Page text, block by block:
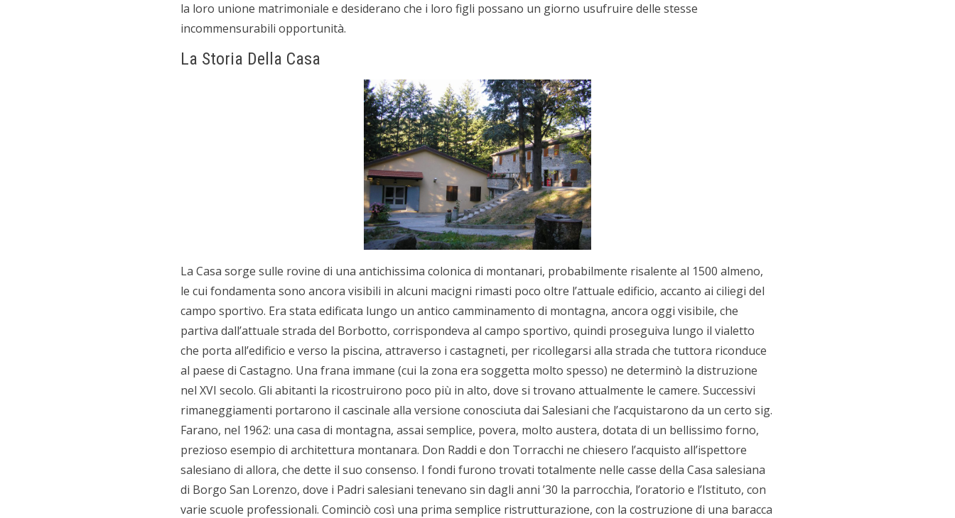
la loro unione matrimoniale e desiderano che i loro figli possano un giorno usufruire delle stesse
incommensurabili opportunità.
La Storia Della Casa
La Casa sorge sulle rovine di una antichissima colonica di montanari, probabilmente risalente al 1500 almeno,
le cui fondamenta sono ancora visibili in alcuni macigni rimasti poco oltre l’attuale edificio, accanto ai ciliegi del
campo sportivo. Era stata edificata lungo un antico camminamento di montagna, ancora oggi visibile, che
partiva dall’attuale strada del Borbotto, corrispondeva al campo sportivo, quindi proseguiva lungo il vialetto
che porta all’edificio e verso la piscina, attraverso i castagneti, per ricollegarsi alla strada che tuttora riconduce
al paese di Castagno. Una frana immane (cui la zona era soggetta molto spesso) ne determinò la distruzione
nel XVI secolo. Gli abitanti la ricostruirono poco più in alto, dove si trovano attualmente le camere. Successivi
rimaneggiamenti portarono il cascinale alla versione conosciuta dai Salesiani che l’acquistarono da un certo sig.
Farano, nel 1962: una casa di montagna, assai semplice, povera, molto austera, dotata di un bellissimo forno,
prezioso esempio di architettura montanara. Don Raddi e don Torracchi ne chiesero l’acquisto all’ispettore
salesiano di allora, che dette il suo consenso. I fondi furono trovati totalmente nelle casse della Casa salesiana
di Borgo San Lorenzo, dove i Padri salesiani tenevano sin dagli anni ’30 la parrocchia, l’oratorio e l’Istituto, con
varie scuole professionali. Cominciò così una prima semplice ristrutturazione, con la costruzione di una baracca